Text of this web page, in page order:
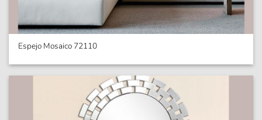
Espejo Mosaico 72110